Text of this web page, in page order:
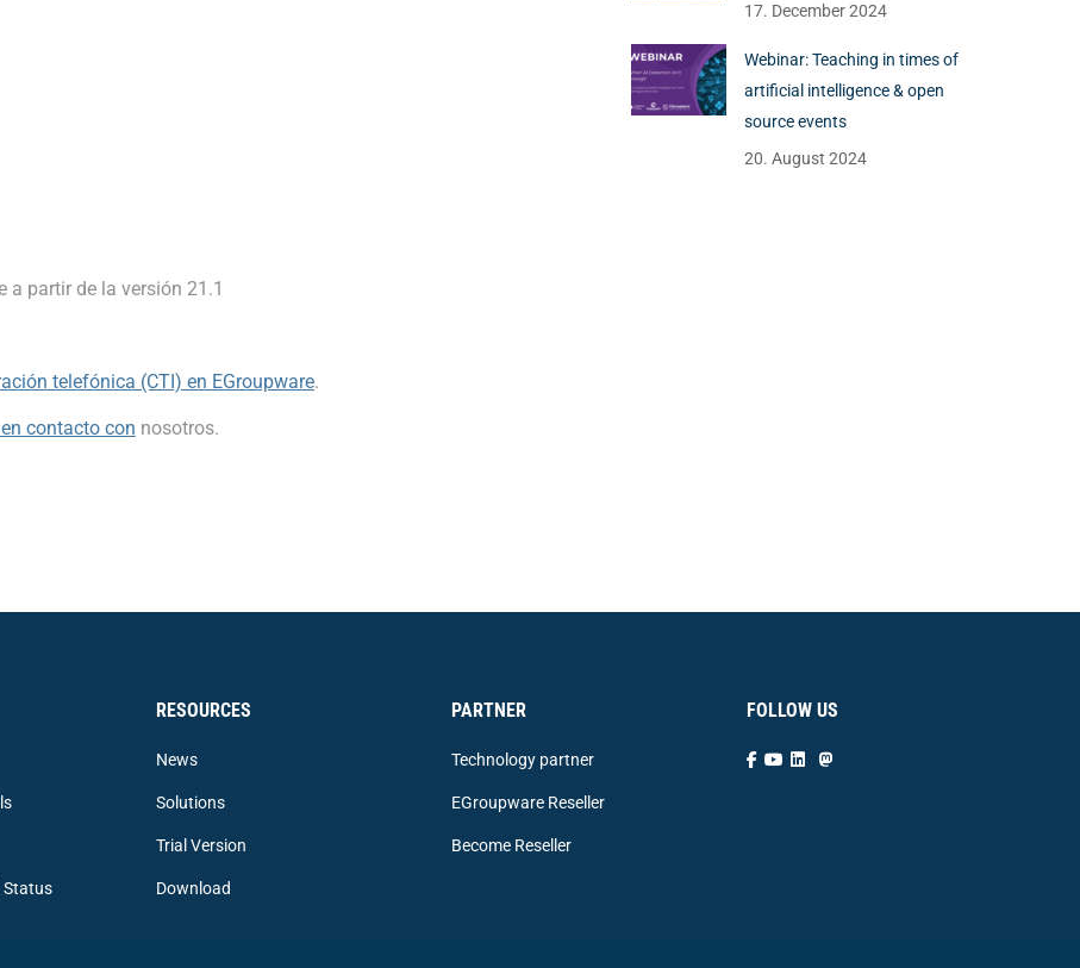
a partir de la versión 21.1
telefónica (CTI) en EGroupware.
contacto con nosotros.
17. December 2024
Webinar: Teaching in times of
artificial intelligence & open
source events
20. August 2024
Status
RESOURCES
News
Solutions
Trial Version
Download
PARTNER
Technology partner
EGroupware Reseller
Become Reseller
FOLLOW US